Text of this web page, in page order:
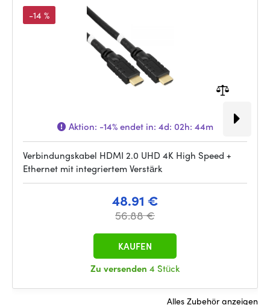
-14 %
Aktion: -14%endet in: 4d: 02h: 44m
Verbindungskabel HDMI 2.0 UHD 4K High Speed +
Ethernet mit integriertem Verstärk
48.91 €
56.88 €
Zu versenden 4 Stück
KAUFEN
Alles Zubehör anzeigen